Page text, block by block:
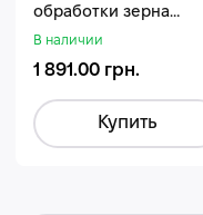
обработки зерна
Стармакс Гумифос
В наличии
1 891.00 грн.
Купить